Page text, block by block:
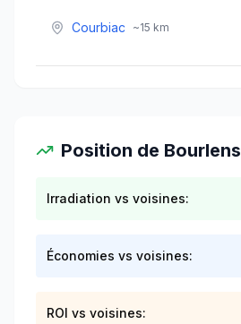
Courbiac ~15 km
Position de Bourlens
Irradiation vs voisines:
Économies vs voisines:
ROI vs voisines: